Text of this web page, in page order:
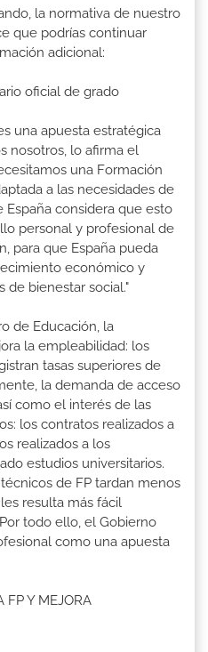
la normativa de nuestro
que podrías continuar
adicional:
oficial de grado
una apuesta estratégica
nosotros, lo afirma el
una Formación
a las necesidades de
España considera que esto
personal y profesional de
para que España pueda
económico y
de bienestar social."
de Educación, la
la empleabilidad: los
tasas superiores de
la demanda de acceso
como el interés de las
los contratos realizados a
realizados a los
estudios universitarios.
de FP tardan menos
resulta más fácil
todo ello, el Gobierno
como una apuesta
FP Y MEJORA